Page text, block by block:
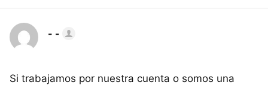
- -
Si trabajamos por nuestra cuenta o somos una